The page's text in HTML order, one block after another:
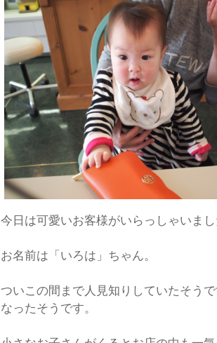
今日は可愛いお客様がいらっしゃいま
お名前は「いろは」ちゃん。
ついこの間まで人見知りしていたそう
なったそうです。